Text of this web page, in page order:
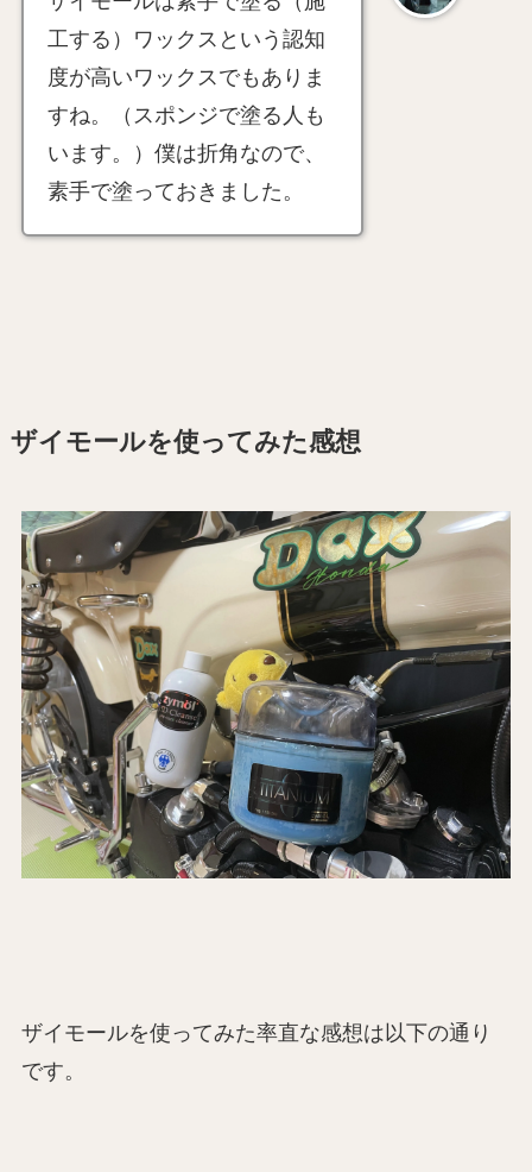
工する）ワックスという認知
度が高いワックスでもありま
すね。（スポンジで塗る人も
います。）僕は折角なので、
素手で塗っておきました。
ザイモールを使ってみた感想
ザイモールを使ってみた率直な感想は以下の通り
です。